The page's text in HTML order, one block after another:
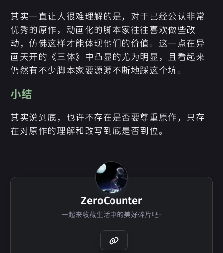
其实一直让人很难理解的是，对于已经公认非常
优秀的原作，动画化的脚本家往往喜欢做些改
动，仿佛这样才能体现他们的价值。这一点在异
画天开的《三体》中凸显的尤为明显，且看起来
仍然有不少脚本家要源源不断地踩这个坑。
小结
其实说到底，也许不存在是否要尊重原作，只存
在对原作的理解和改写到底是否到位。
ZeroCounter
一起来收藏生活中的美好碎片吧~